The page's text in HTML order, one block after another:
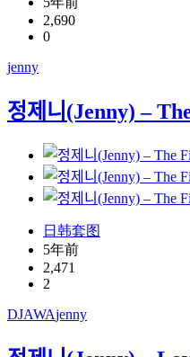
2,690
0
jenny
정제니(Jenny) –
日韩套图
5年前
2,471
2
DJAWAjenny